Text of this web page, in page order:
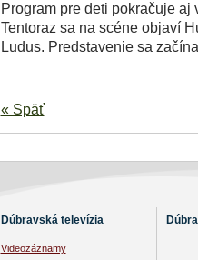
Program pre deti pokračuje
Tentoraz sa na scéne objaví
Ludus. Predstavenie sa
« Späť
Dúbravská televízia
Videozáznamy